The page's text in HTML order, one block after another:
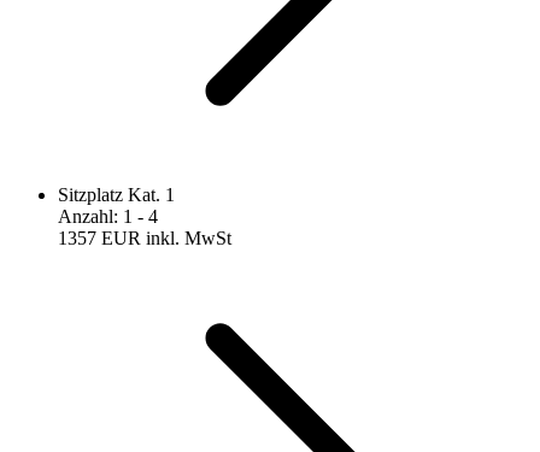
Sitzplatz Kat. 1
Anzahl: 1 - 4
1357 EUR inkl. MwSt